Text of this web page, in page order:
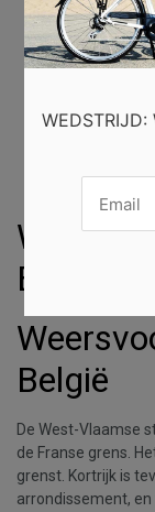
België
België
De West-Vlaamse
de Franse grens.
grenst. Kortrijk is
arrondissement,